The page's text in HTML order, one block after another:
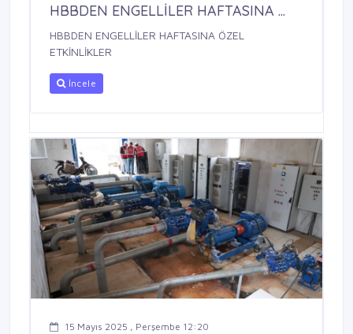
HBBDEN ENGELLİLER HAFTASINA ...
HBBDEN ENGELLİLER HAFTASINA ÖZEL
ETKİNLİKLER
İncele
15 Mayıs 2025 , Perşembe 12:20